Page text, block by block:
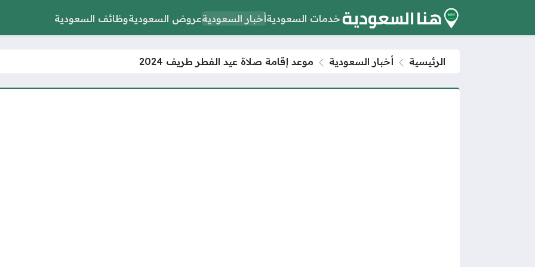
خدمات السعوديةأخبار السعوديةعروض السعوديةوظائف السعودية
الرئيسية أخبار السعودية موعد إقامة صلاة عيد الفطر طريف 2024